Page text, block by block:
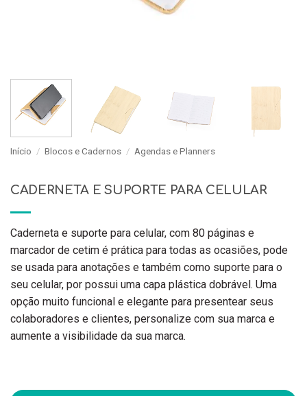
Início / Blocos e Cadernos / Agendas e Planners
CADERNETA E SUPORTE PARA CELULAR
Caderneta e suporte para celular, com 80 páginas e
marcador de cetim é prática para todas as ocasiões, pode
se usada para anotações e também como suporte para o
seu celular, por possui uma capa plástica dobrável. Uma
opção muito funcional e elegante para presentear seus
colaboradores e clientes, personalize com sua marca e
aumente a visibilidade da sua marca.